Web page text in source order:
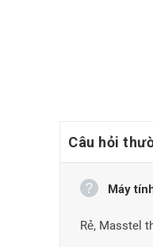
Câu hỏi
Máy
Rẻ, Masstel